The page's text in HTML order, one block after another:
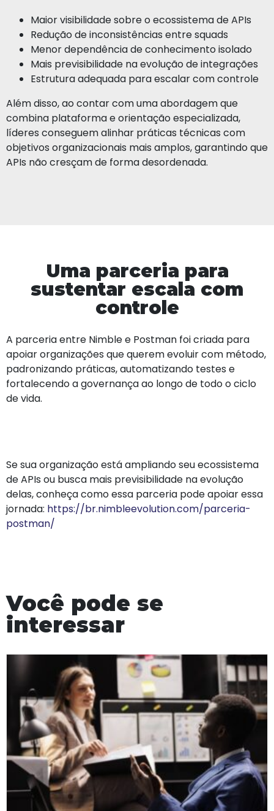
Maior visibilidade sobre o ecossistema de APIs
Redução de inconsistências entre squads
Menor dependência de conhecimento isolado
Mais previsibilidade na evolução de integrações
Estrutura adequada para escalar com controle
Além disso, ao contar com uma abordagem que
combina plataforma e orientação especializada,
líderes conseguem alinhar práticas técnicas com
objetivos organizacionais mais amplos, garantindo que
APIs não cresçam de forma desordenada.
Uma parceria para
sustentar escala com
controle
A parceria entre Nimble e Postman foi criada para
apoiar organizações que querem evoluir com método,
padronizando práticas, automatizando testes e
fortalecendo a governança ao longo de todo o ciclo
de vida.
Se sua organização está ampliando seu ecossistema
de APIs ou busca mais previsibilidade na evolução
delas, conheça como essa parceria pode apoiar essa
jornada: https://br.nimbleevolution.com/parceria-
postman/
Você pode se
interessar